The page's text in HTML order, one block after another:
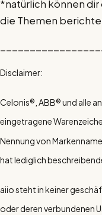
*natürlich können dir
die Themen
Disclaimer:
Celonis®, ABB® und alle
eingetragene
Nennung von
hat lediglich
aiio steht in keiner
oder deren verbundenen